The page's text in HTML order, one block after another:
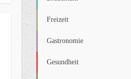
Freizeit
Gastronomie
Gesundheit